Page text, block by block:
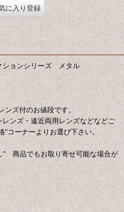
に入り登録
ションシリーズ メタル
ンズ付のお値段です。
ンズ・遠近両用レンズなどなどご
コーナーよりお選び下さい。
” 商品でもお取り寄せ可能な場合が